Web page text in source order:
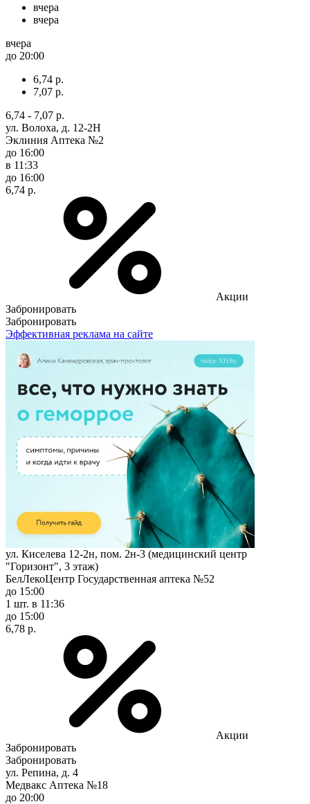
вчера
вчера
вчера
до 20:00
6,74 р.
7,07 р.
6,74 - 7,07 р.
ул. Волоха, д. 12-2Н
Эклиния Аптека №2
до 16:00
в 11:33
до 16:00
6,74 р.
Акции
Забронировать
Забронировать
Эффективная реклама на сайте
ул. Киселева 12-2н, пом. 2н-3 (медицинский центр
"Горизонт", 3 этаж)
БелЛекоЦентр Государственная аптека №52
до 15:00
1 шт. в 11:36
до 15:00
6,78 р.
Акции
Забронировать
Забронировать
ул. Репина, д. 4
Медвакс Аптека №18
до 20:00